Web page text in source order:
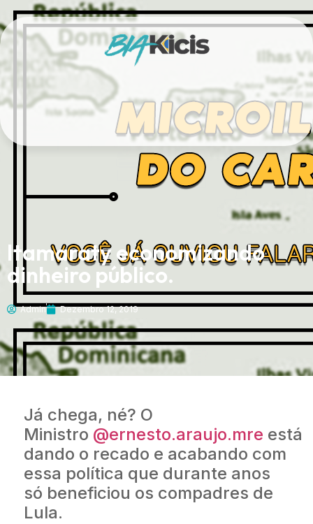
Itamaraty economizando
dinheiro público.
Admin Dezembro 12, 2019
Já chega, né? O
Ministro @ernesto.araujo.mre está
dando o recado e acabando com
essa política que durante anos
só beneficiou os compadres de
Lula.